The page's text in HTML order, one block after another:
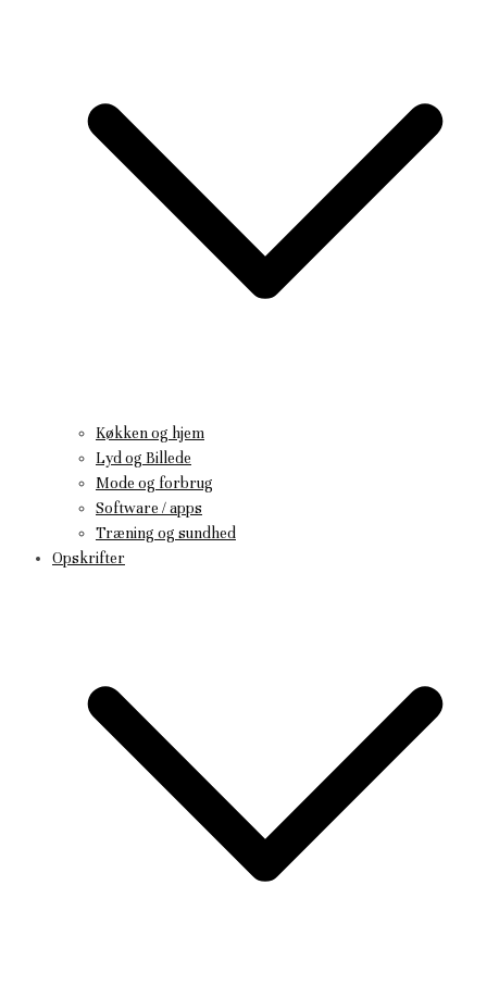
Køkken og hjem
Lyd og Billede
Mode og forbrug
Software / apps
Træning og sundhed
Opskrifter